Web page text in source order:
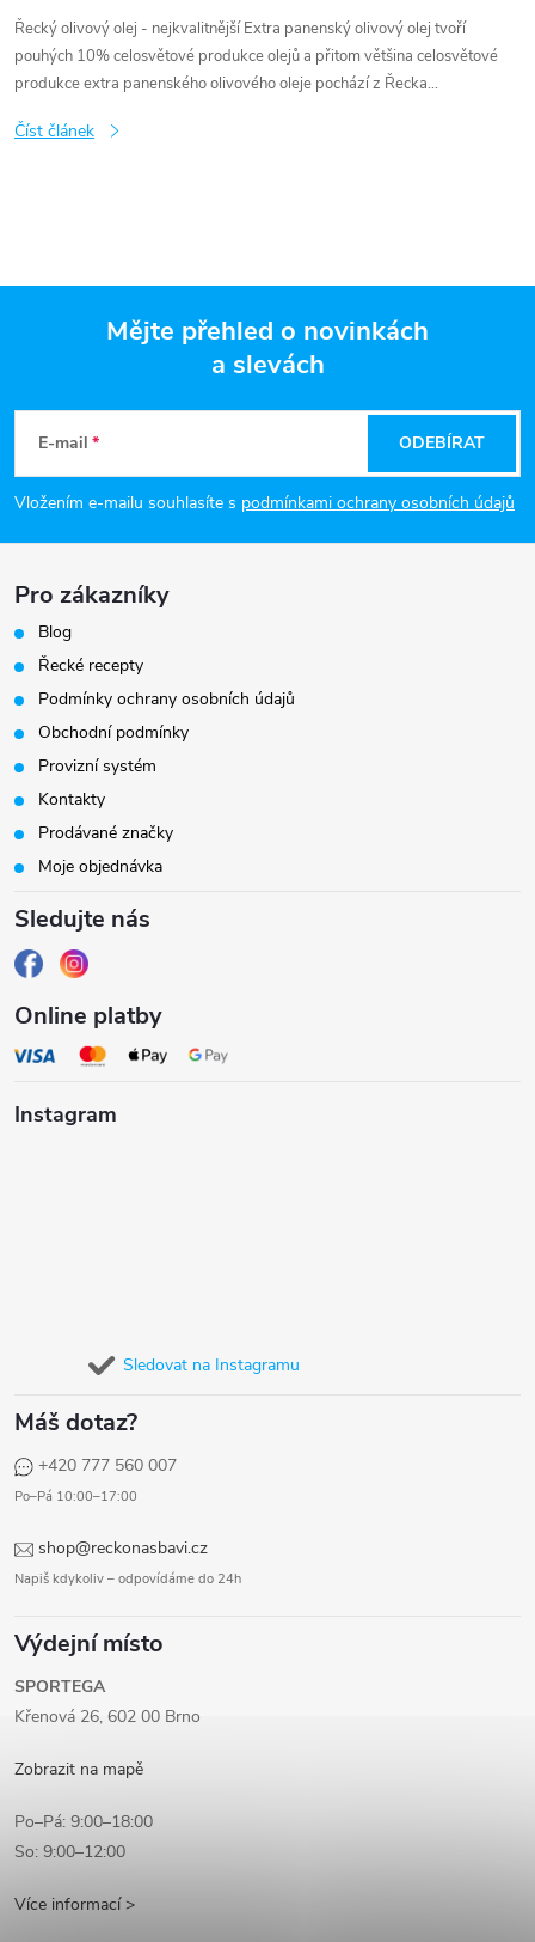
Řecký olivový olej - nejkvalitnější Extra panenský olivový olej tvoří
pouhých 10% celosvětové produkce olejů a přitom většina celosvětové
produkce extra panenského olivového oleje pochází z Řecka...
Číst článek
p
t
Mějte přehled o novinkách
a slevách
E-mail
Vložením e-mailu souhlasíte s podmínkami ochrany osobních údajů
ODEBÍRAT
Pro zákazníky
Blog
Řecké recepty
Podmínky ochrany osobních údajů
Obchodní podmínky
Provizní systém
Kontakty
Prodávané značky
Moje objednávka
Sledujte nás
Online platby
Instagram
Sledovat na Instagramu
Máš dotaz?
+420 777 560 007
Po–Pá 10:00–17:00
shop@reckonasbavi.cz
Napiš kdykoliv – odpovídáme do 24h
Výdejní místo
SPORTEGA
Křenová 26, 602 00 Brno
Zobrazit na mapě
Po–Pá: 9:00–18:00
So: 9:00–12:00
Více informací >